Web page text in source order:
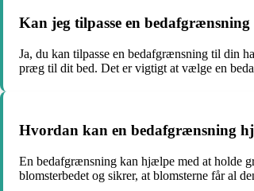
Kan jeg tilpasse en
Ja, du kan tilpasse en bedafgrænsning til din
præg til dit bed. Det er vigtigt at vælge en
Hvordan kan en bedafgrænsning
En bedafgrænsning kan hjælpe med at holde
blomsterbedet og sikrer, at blomsterne får al